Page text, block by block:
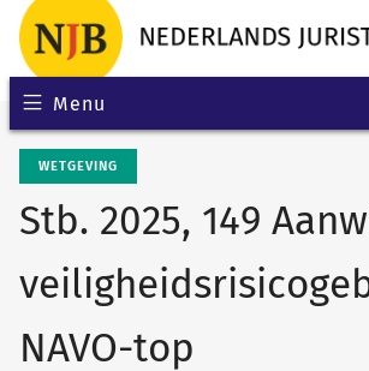
Menu
WETGEVING
Stb. 2025, 149
NAVO-top